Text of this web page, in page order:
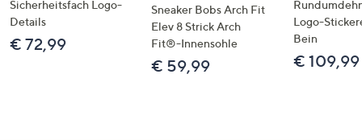
Sicherheitsfach Logo-
Details
€ 72,99
Sneaker Bobs Arch Fit
Elev 8 Strick Arch
Fit®-Innensohle
€ 59,99
Logo-
Bein
€ 109,99